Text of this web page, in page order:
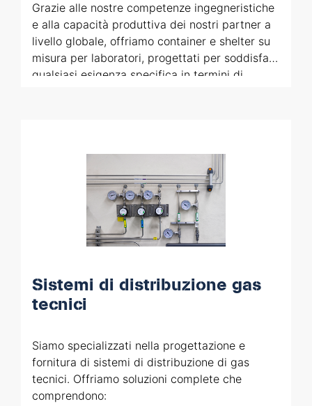
Grazie alle nostre competenze ingegneristiche
e alla capacità produttiva dei nostri partner a
livello globale, offriamo container e shelter su
misura per laboratori, progettati per soddisfare
qualsiasi esigenza specifica in termini di
Sistemi di distribuzione gas
tecnici
Siamo specializzati nella progettazione e
fornitura di sistemi di distribuzione di gas
tecnici. Offriamo soluzioni complete che
comprendono: